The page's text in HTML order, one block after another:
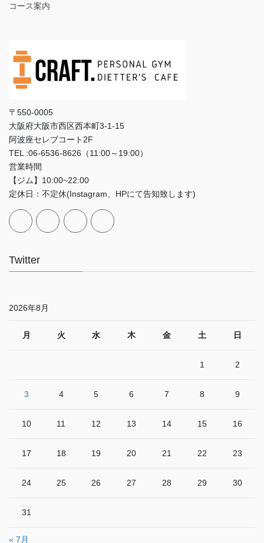
コース案内
〒550-0005
大阪府大阪市西区西本町3‐1‐15
阿波座セレブコート2F
TEL :06-6536-8626（11:00～19:00）
営業時間
【ジム】10:00~22:00
定休日：不定休(Instagram、HPにて告知致します)
Twitter
2026年8月
月 火 水 木 金 土 日
1 2
3 4 5 6 7 8 9
10 11 12 13 14 15 16
17 18 19 20 21 22 23
24 25 26 27 28 29 30
31
« 7月